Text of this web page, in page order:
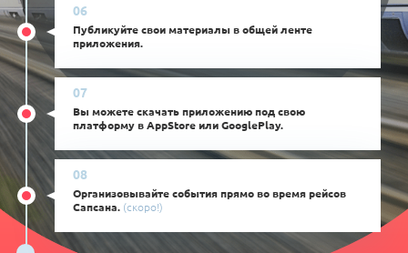
Публикуйте свои материалы в общей ленте
приложения.
Вы можете скачать приложению под свою
платформу в AppStore или GooglePlay.
Организовывайте события прямо во время рейсов
Сапсана. (скоро!)